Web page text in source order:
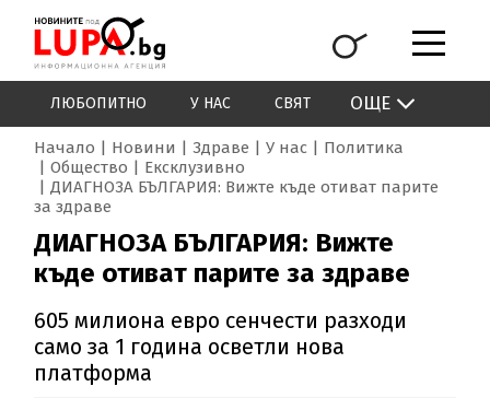
ЛЮБОПИТНО У НАС СВЯТ ОЩЕ
Начало Новини Здраве У нас
Политика
Общество
Ексклузивно
ДИАГНОЗА БЪЛГАРИЯ: Вижте къде отиват парите
за здраве
ДИАГНОЗА БЪЛГАРИЯ: Вижте
къде отиват парите за здраве
605 милиона евро сенчести разходи
само за 1 година осветли нова
платформа